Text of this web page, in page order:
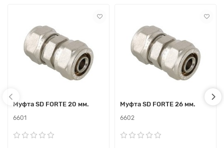
Муфта SD FORTE 20 мм.
6601
Муфта SD FORTE 26 мм.
6602